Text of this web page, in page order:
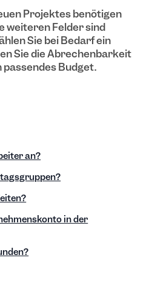
Projektes benötigen
weiteren Felder sind
Sie bei Bedarf ein
Sie die Abrechenbarkeit
passendes Budget.
an?
in der